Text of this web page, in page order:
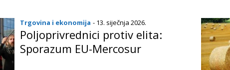
Trgovina i ekonomija - 13. siječnja 2026.
Poljoprivrednici protiv elita:
Sporazum EU-Mercosur